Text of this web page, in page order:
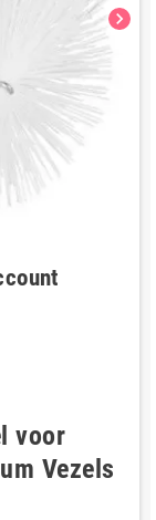
chevron_right
voor
Vezels